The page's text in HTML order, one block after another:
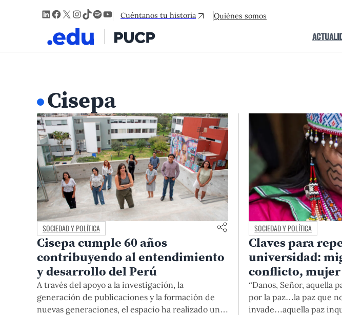
LinkedIn
Facebook
X Instagram
TikTok
Spotify
YouTube
Cuéntanos tu historia Quiénes somos
Cisepa
SOCIEDAD Y POLÍTICA
Cisepa cumple 60 años
contribuyendo al entendimiento
y desarrollo del Perú
A través del apoyo a la investigación, la
generación de publicaciones y la formación de
nuevas generaciones, el espacio ha realizado una
SOCIEDAD Y POLÍTICA
Claves para
universidad:
conflicto,
“Danos, Señor, aquella
por la paz…la paz que
invade…aquella paz